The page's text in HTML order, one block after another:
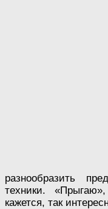
разнообразить
техники.
кажется, так